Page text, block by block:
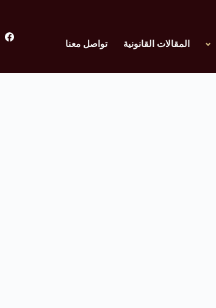
المقالات القانونية تواصل معنا